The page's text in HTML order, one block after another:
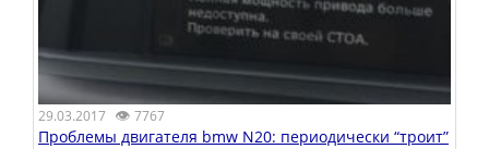
29.03.2017 👁 7767
Проблемы двигателя bmw N20: периодически “троит”